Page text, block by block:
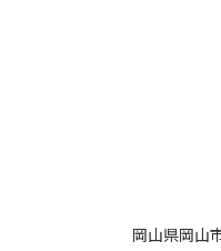
岡山県岡山